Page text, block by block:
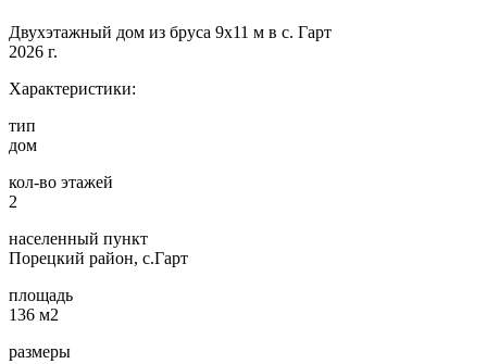
Двухэтажный дом из бруса 9х11 м в с. Гарт
2026 г.
Характеристики:
тип
дом
кол-во этажей
2
населенный пункт
Порецкий район, с.Гарт
площадь
136 м2
размеры